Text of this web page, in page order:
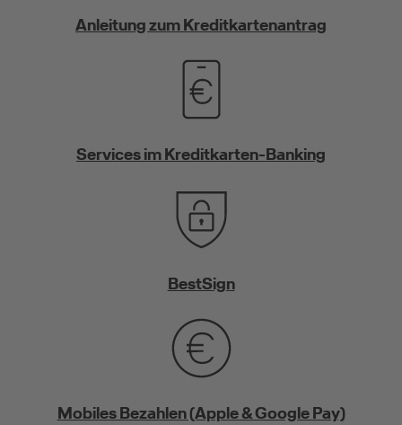
Anleitung zum Kreditkartenantrag
Services im Kreditkarten-Banking
BestSign
Mobiles Bezahlen (Apple & Google Pay)